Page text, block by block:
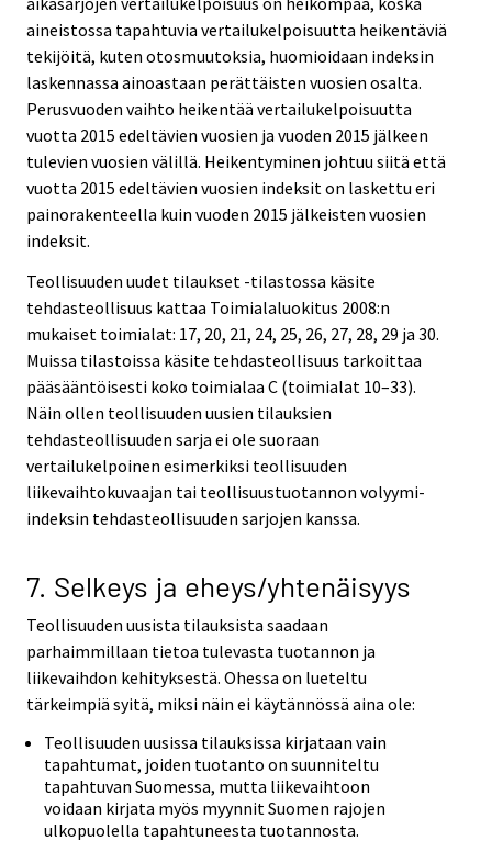
aineistossa tapahtuvia vertailukelpoisuutta heikentäviä
tekijöitä, kuten otosmuutoksia, huomioidaan indeksin
laskennassa ainoastaan perättäisten vuosien osalta.
Perusvuoden vaihto heikentää vertailukelpoisuutta
vuotta 2015 edeltävien vuosien ja vuoden 2015 jälkeen
tulevien vuosien välillä. Heikentyminen johtuu siitä että
vuotta 2015 edeltävien vuosien indeksit on laskettu eri
painorakenteella kuin vuoden 2015 jälkeisten vuosien
indeksit.
Teollisuuden uudet tilaukset -tilastossa käsite
tehdasteollisuus kattaa Toimialaluokitus 2008:n
mukaiset toimialat: 17, 20, 21, 24, 25, 26, 27, 28, 29 ja 30.
Muissa tilastoissa käsite tehdasteollisuus tarkoittaa
pääsääntöisesti koko toimialaa C (toimialat 10–33).
Näin ollen teollisuuden uusien tilauksien
tehdasteollisuuden sarja ei ole suoraan
vertailukelpoinen esimerkiksi teollisuuden
liikevaihtokuvaajan tai teollisuustuotannon volyymi-
indeksin tehdasteollisuuden sarjojen kanssa.
7. Selkeys ja eheys/yhtenäisyys
Teollisuuden uusista tilauksista saadaan
parhaimmillaan tietoa tulevasta tuotannon ja
liikevaihdon kehityksestä. Ohessa on lueteltu
tärkeimpiä syitä, miksi näin ei käytännössä aina ole:
Teollisuuden uusissa tilauksissa kirjataan vain
tapahtumat, joiden tuotanto on suunniteltu
tapahtuvan Suomessa, mutta liikevaihtoon
voidaan kirjata myös myynnit Suomen rajojen
ulkopuolella tapahtuneesta tuotannosta.